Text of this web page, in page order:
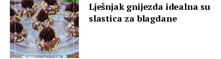
Lješnjak gnijezda idealna su
slastica za blagdane